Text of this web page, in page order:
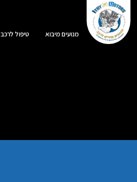
מנועים מיבוא טיפול לרכב